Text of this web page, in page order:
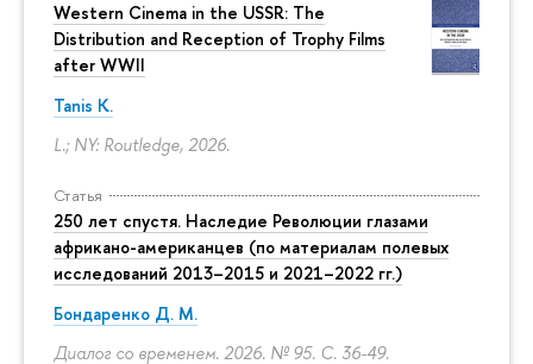
Western Cinema in the USSR: The
Distribution and Reception of Trophy Films
after WWII
Tanis K.
L.; NY: Routledge, 2026.
Статья
250 лет спустя. Наследие Революции глазами
африкано-американцев (по материалам полевых
исследований 2013–2015 и 2021–2022 гг.)
Бондаренко Д. М.
Диалог со временем. 2026. № 95. С. 36-49.